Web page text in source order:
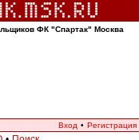
ФК "Спартак" Москва
Вход • Регистрация